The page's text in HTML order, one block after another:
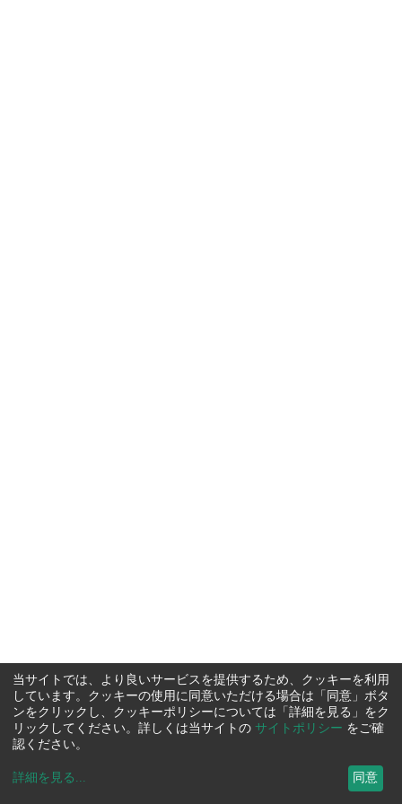
当サイトでは、より良いサービスを提供するため、クッキーを利用
しています。クッキーの使用に同意いただける場合は「同意」ボタ
ンをクリックし、クッキーポリシーについては「詳細を見る」をク
リックしてください。詳しくは当サイトの サイトポリシー をご確
認ください。
詳細を見る ... 同意